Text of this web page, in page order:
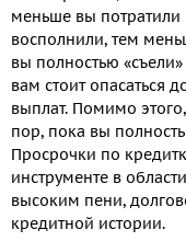
меньше вы потратили
восполнили, тем
вы полностью
вам стоит опасаться
выплат. Помимо
пор, пока вы
Просрочки по
инструменте в
высоким пени,
кредитной истории.